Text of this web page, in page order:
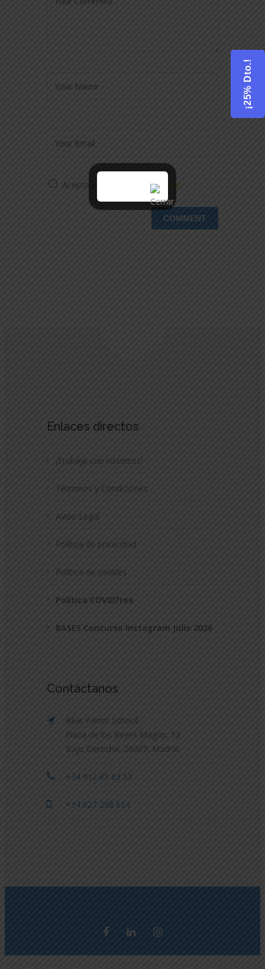
Acepto la Política de privacidad
Enlaces directos
¡Trabaja con nosotros!
Términos y Condiciones
Aviso Legal
Política de privacidad
Política de cookies
Política COVIDfree
BASES Concurso Instagram Julio 2026
Contáctanos
Blue Parrot School.
Plaza de los Reyes Magos, 13
Bajo Derecha, 28007, Madrid.
+34 912 85 63 51
+34 627 298 654
¡25% Dto.!